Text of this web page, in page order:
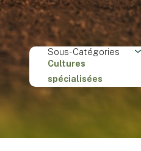
Sous-Catégories
Cultures
spécialisées